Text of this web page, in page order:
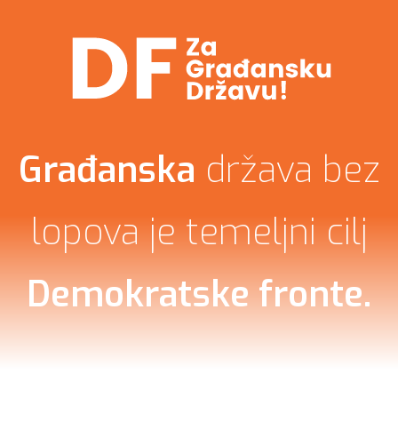
Građanska država bez
lopova je temeljni cilj
Demokratskefronte.